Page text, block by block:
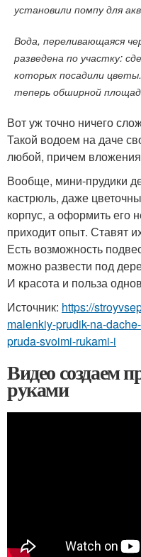
установили помпу для
Вода, переливающаяся
разведена по участку:
которых посадили
теперь обширной
Вот уж точно ничего
Такой водоем на даче
любой, причем
Вообще, мини-прудики
кастрюль, даже
корпус, а оформить его
приходит опыт. Ставят
Есть возможность
можно развести под
И красота и польза
Источник: https://
malenkiy-prudik-na-
pruda-svoimi-rukami-i
Видео создаем
руками